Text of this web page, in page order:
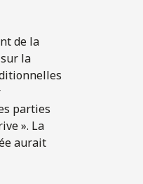
de la
la
parties
». La
aurait